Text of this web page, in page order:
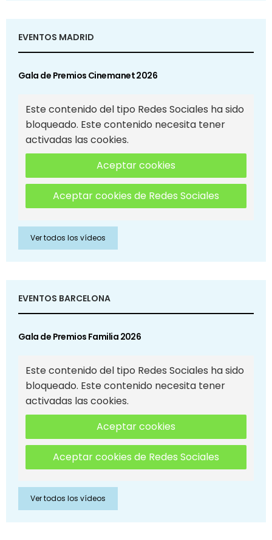
EVENTOS MADRID
Gala de Premios Cinemanet 2026
Este contenido del tipo Redes Sociales ha sido
bloqueado. Este contenido necesita tener
activadas las cookies.
Aceptar cookies
Aceptar cookies de Redes Sociales
Ver todos los vídeos
EVENTOS BARCELONA
Gala de Premios Familia 2026
Este contenido del tipo Redes Sociales ha sido
bloqueado. Este contenido necesita tener
activadas las cookies.
Aceptar cookies
Aceptar cookies de Redes Sociales
Ver todos los vídeos